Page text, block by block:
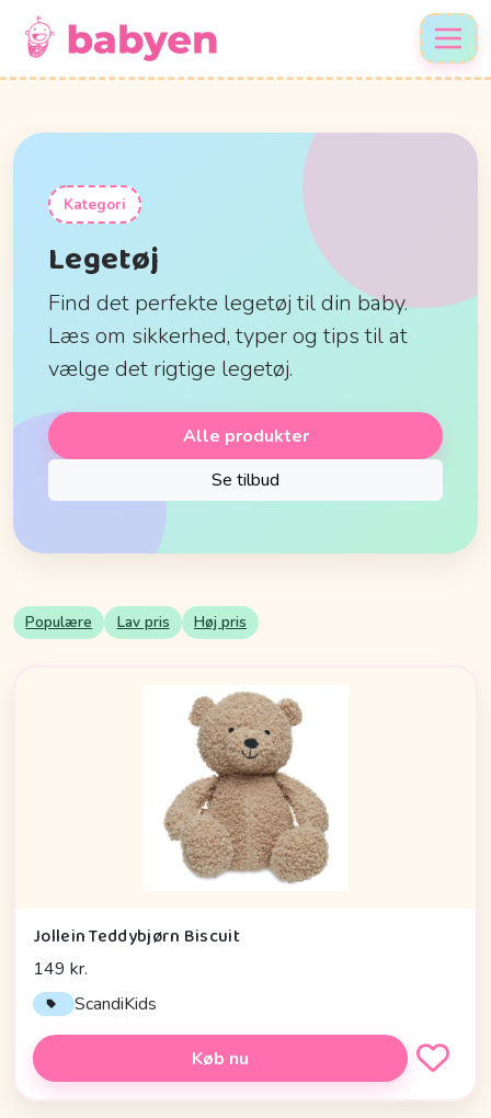
Kategori
Legetøj
Find det perfekte legetøj til din baby.
Læs om sikkerhed, typer og tips til at
vælge det rigtige legetøj.
Alle produkter
Se tilbud
Populære Lav pris Høj pris
Jollein Teddybjørn Biscuit
149 kr.
ScandiKids
Køb nu